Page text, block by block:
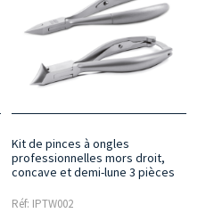
Kit de pinces à ongles
professionnelles mors droit,
concave et demi-lune 3 pièces
Réf: IPTW002